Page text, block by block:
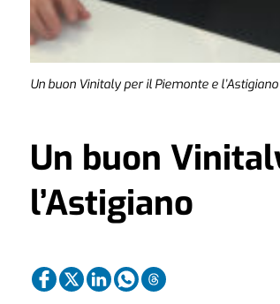
Un buon Vinitaly per il Piemonte e l’Astigiano
Un buon
l’Astigiano